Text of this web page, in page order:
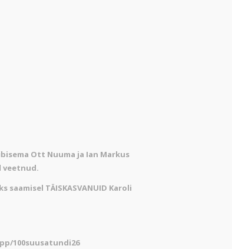
Ott Nuuma ja Ian Markus
veetnud.
TÄISKASVANUID Karoli
100suusatundi26